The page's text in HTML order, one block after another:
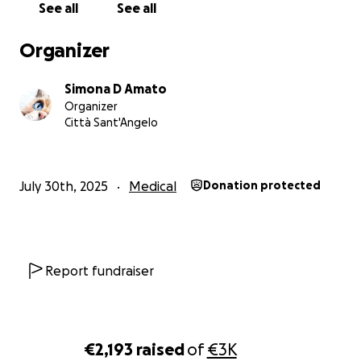
€2,193 raisedof€3K
See all See all
Organizer
Simona D Amato
Organizer
Città Sant'Angelo
July 30th, 2025 Medical Donation protected
Report fundraiser